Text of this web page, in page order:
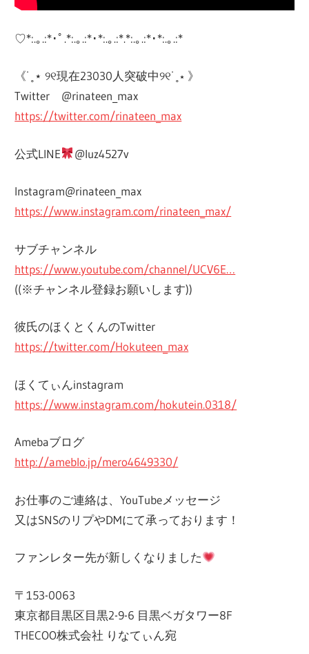
♡*:.｡.:*･ﾟ.*:.｡.:*･*:.｡.:*.*:.｡.:*･*:.｡.­­­­­­­­­­­­­­:*
《˙˳⋆ ୨୧現在23030人突破中୨୧˙˳⋆ 》
Twitter @rinateen_max
https://twitter.com/rinateen_max
公式LINE @luz4527v
Instagram@rinateen_max
https://www.instagram.com/rinateen_max/
サブチャンネル
https://www.youtube.com/channel/UCV6E…
((※チャンネル登録お願いします))
彼氏のほくとくんのTwitter
https://twitter.com/Hokuteen_max
ほくてぃんinstagram
https://www.instagram.com/hokutein.0318/
Amebaブログ
http://ameblo.jp/mero4649330/
お仕事のご連絡は、YouTubeメッセージ
又はSNSのリプやDMにて承っております！
ファンレター先が新しくなりました
〒153-0063
東京都目黒区目黒2-9-6 目黒ベガタワー8F
THECOO株式会社 りなてぃん宛